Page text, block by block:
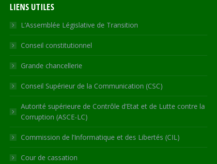
opens
in
new
window
opens
in
new
window
opens
in
new
window
in
new
window
opens
in
new
LIENS UTILES
L’Assemblée Législative de Transition
Conseil constitutionnel
Grande chancellerie
Conseil Supérieur de la Communication (CSC)
Autorité supérieure de Contrôle d’Etat et de Lutte contre la
Corruption (ASCE-LC)
Commission de l’Informatique et des Libertés (CIL)
Cour de cassation